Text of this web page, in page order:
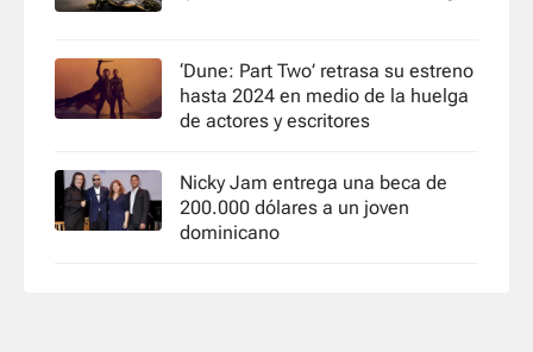
‘Dune: Part Two’ retrasa su estreno
hasta 2024 en medio de la huelga
de actores y escritores
Nicky Jam entrega una beca de
200.000 dólares a un joven
dominicano